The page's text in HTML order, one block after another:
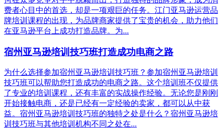
费者心目中的首选，却是一项艰巨的任务。江门亚马逊运营品
牌培训课程的出现，为品牌商家提供了宝贵的机会，助力他们
在亚马逊平台上成功打造品牌。为...
宿州亚马逊培训技巧班打造成功电商之路
为什么选择参加宿州亚马逊培训技巧班？参加宿州亚马逊培训
技巧班可以帮助您打造成功的电商之路。这个培训班不仅提供
了专业的培训课程，还有丰富的实战操作经验。无论您是刚刚
开始接触电商，还是已经有一定经验的卖家，都可以从中获
益。宿州亚马逊培训技巧班的独特之处是什么？宿州亚马逊培
训技巧班与其他培训机构不同之处在...